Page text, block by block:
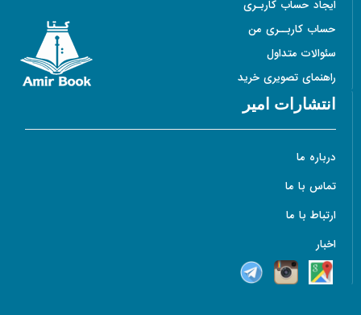
ایجاد حساب کاربـری
حساب کاربــری من
سئوالات متداول
راهنمای تصویری خرید
انتشارات امیر
درباره ما
تماس با ما
ارتباط با ما
اخبار